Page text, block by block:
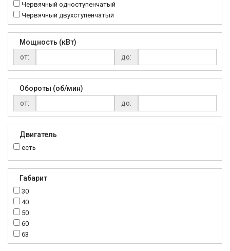
Червячный одноступенчатый
Червячный двухступенчатый
Мощность (кВт)
от:
до:
Обороты (об/мин)
от:
до:
Двигатель
есть
Габарит
30
40
50
60
63
70